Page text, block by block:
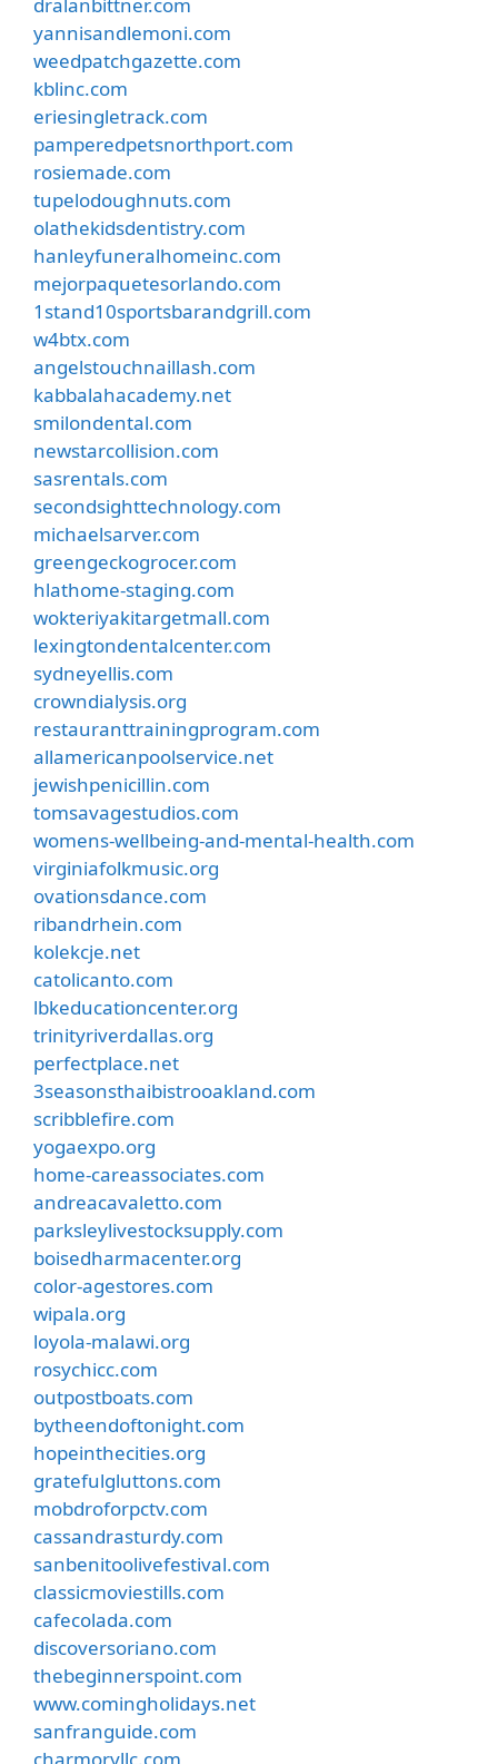
yannisandlemoni.com
weedpatchgazette.com
kblinc.com
eriesingletrack.com
pamperedpetsnorthport.com
rosiemade.com
tupelodoughnuts.com
olathekidsdentistry.com
hanleyfuneralhomeinc.com
mejorpaquetesorlando.com
1stand10sportsbarandgrill.com
w4btx.com
angelstouchnaillash.com
kabbalahacademy.net
smilondental.com
newstarcollision.com
sasrentals.com
secondsighttechnology.com
michaelsarver.com
greengeckogrocer.com
hlathome-staging.com
wokteriyakitargetmall.com
lexingtondentalcenter.com
sydneyellis.com
crowndialysis.org
restauranttrainingprogram.com
allamericanpoolservice.net
jewishpenicillin.com
tomsavagestudios.com
womens-wellbeing-and-mental-health.com
virginiafolkmusic.org
ovationsdance.com
ribandrhein.com
kolekcje.net
catolicanto.com
lbkeducationcenter.org
trinityriverdallas.org
perfectplace.net
3seasonsthaibistrooakland.com
scribblefire.com
yogaexpo.org
home-careassociates.com
andreacavaletto.com
parksleylivestocksupply.com
boisedharmacenter.org
color-agestores.com
wipala.org
loyola-malawi.org
rosychicc.com
outpostboats.com
bytheendoftonight.com
hopeinthecities.org
gratefulgluttons.com
mobdroforpctv.com
cassandrasturdy.com
sanbenitoolivefestival.com
classicmoviestills.com
cafecolada.com
discoversoriano.com
thebeginnerspoint.com
www.comingholidays.net
sanfranguide.com
charmoryllc.com